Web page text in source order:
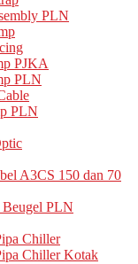
PLN
PJKA
PLN
PLN
A3CS 150 dan 70
PLN
Chiller
Chiller Kotak